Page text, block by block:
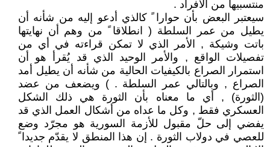
منتسبيها من الأفراد .
سيعتبر البعض بأن حوارا ً كالذي أدعو إليه من شأنه أن
يطيل من عمر السلطة ( انطلاقا ً من وهم أن نهايتها
باتت وشيكة , الأمر الذي لا تمكن قراءته في أي من
تفصيلات الواقع , والأمر الوحيد الذي قد يُقرأ هو أن
استمرار الصراع بالكيفيات الحالية من شأنه أن يطيل أمد
الصراع , وبالتالي عمر السلطة . ) ويضعف من عضد
(الثورة) , أي ما معناه بأن الثورة هي ذلك الشكل
العسكري فقط , وكل ما عداه من أشكال العمل الذي قد
يفضي إلى حلّ مقبول للأزمة السورية هو مجرّد وضع
للعصي في دولاب الثورة . إن هذا المنطق لا يقدّم جديدا ً